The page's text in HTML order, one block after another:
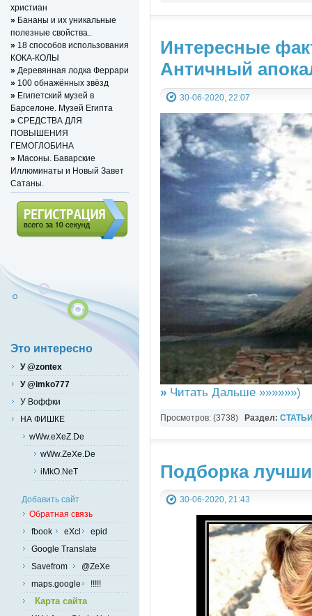
Интересные
Античный
30-06-2020, 22:07
» Читать Дальше »»»»»»)
Просмотров: (3738) Раздел:
Подборка
30-06-2020, 21:43
христиан
» Бананы и их уникальные
полезные свойства..
» 18 способов использования
КОКА-КОЛЫ
» Деревянная лодка Феррари
» 100 обнажённых звёзд
» Египетский музей в
Барселоне. Музей Египта
» СРЕДСТВА ДЛЯ
ПОВЫШЕНИЯ
ГЕМОГЛОБИНА
» Масоны. Баварские
Иллюминаты и Новый Завет
Сатаны.
Это интересно
У @zontex
У @imko777
У Воффки
НА ФИШКЕ
wWw.eXeZ.De
wWw.ZeXe.De
iMkO.NeT
Добавить сайт
Обратная связь
fbook
eXcl
epid
Google Translate
Savefrom
@ZeXe
maps.google
!!!!!
Карта сайта